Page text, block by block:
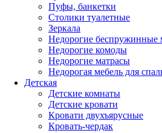
Пуфы, банкетки
Столики туалетные
Зеркала
Недорогие беспружинные
Недорогие комоды
Недорогие матрасы
Недорогая мебель для
Детская
Детские комнаты
Детские кровати
Кровати двухъярусные
Кровать-чердак